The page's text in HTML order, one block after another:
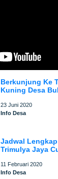
Berkunjung Ke
Kuning Desa
23 Juni 2020
Info Desa
Jadwal
Trimulya Jaya
11 Februari 2020
Info Desa